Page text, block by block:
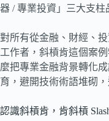
器 / 專業投資」三大支柱
對所有從金融、財經、
工作者，斜槓肯這個案
麼把專業金融背景轉化
育，避開技術術語堆砌
認識斜槓肯，肯斜槓